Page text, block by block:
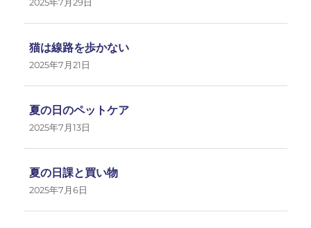
2025年7月29日
猫は線路を歩かない
2025年7月21日
夏の日のペットケア
2025年7月13日
夏の日課と買い物
2025年7月6日